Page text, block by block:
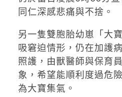
同仁深感悲痛與不捨。
另一隻雙胞胎幼崽「大
吸窘迫情形，仍在加護
照護，由獸醫師與保育
象，希望能順利度過危
為大寶集氣。